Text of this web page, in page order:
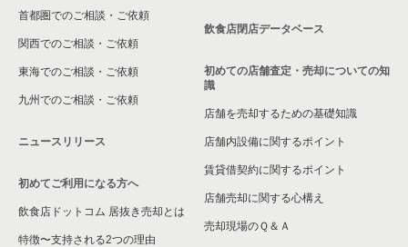
横浜市保土ケ谷区の飲食店の居抜き売却物件の案件一覧
横浜市旭区の飲食店の居抜き売却物件の案件一覧
横浜市緑区の飲食店の居抜き売却物件の案件一覧
平塚市の飲食店の居抜き売却物件の案件一覧
横浜市港南区の飲食店の居抜き売却物件の案件一覧
横須賀市の飲食店の居抜き売却物件の案件一覧
首都圏でのご相談・ご依頼
関西でのご相談・ご依頼
東海でのご相談・ご依頼
九州でのご相談・ご依頼
ニュースリリース
初めてご利用になる方へ
飲食店ドットコム 居抜き売却とは
特徴〜支持される2つの理由
飲食店閉店データベース
初めての店舗査定・売却についての知
識
店舗を売却するための基礎知識
店舗内設備に関するポイント
賃貸借契約に関するポイント
店舗売却に関する心構え
売却現場のＱ＆Ａ